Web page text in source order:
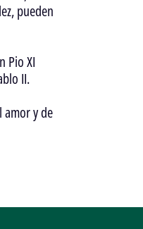
pueden
Pio XI
II.
amor y de